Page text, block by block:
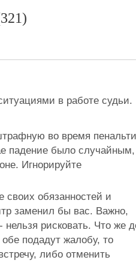
в работе судьи.
во время
падение было случайным,
Игнорируйте
обязанностей и
заменил бы вас. Важно,
рисковать. Что же
подадут жалобу, то
либо отменить